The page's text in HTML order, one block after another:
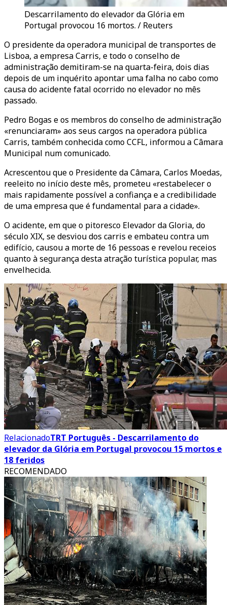
Descarrilamento do elevador da Glória em
Portugal provocou 16 mortos. / Reuters
O presidente da operadora municipal de transportes de
Lisboa, a empresa Carris, e todo o conselho de
administração demitiram-se na quarta-feira, dois dias
depois de um inquérito apontar uma falha no cabo como
causa do acidente fatal ocorrido no elevador no mês
passado.
Pedro Bogas e os membros do conselho de administração
«renunciaram» aos seus cargos na operadora pública
Carris, também conhecida como CCFL, informou a Câmara
Municipal num comunicado.
Acrescentou que o Presidente da Câmara, Carlos Moedas,
reeleito no início deste mês, prometeu «restabelecer o
mais rapidamente possível a confiança e a credibilidade
de uma empresa que é fundamental para a cidade».
O acidente, em que o pitoresco Elevador da Gloria, do
século XIX, se desviou dos carris e embateu contra um
edifício, causou a morte de 16 pessoas e revelou receios
quanto à segurança desta atração turística popular, mas
envelhecida.
RelacionadoTRT Português - Descarrilamento do
elevador da Glória em Portugal provocou 15 mortos e
18 feridos
RECOMENDADO